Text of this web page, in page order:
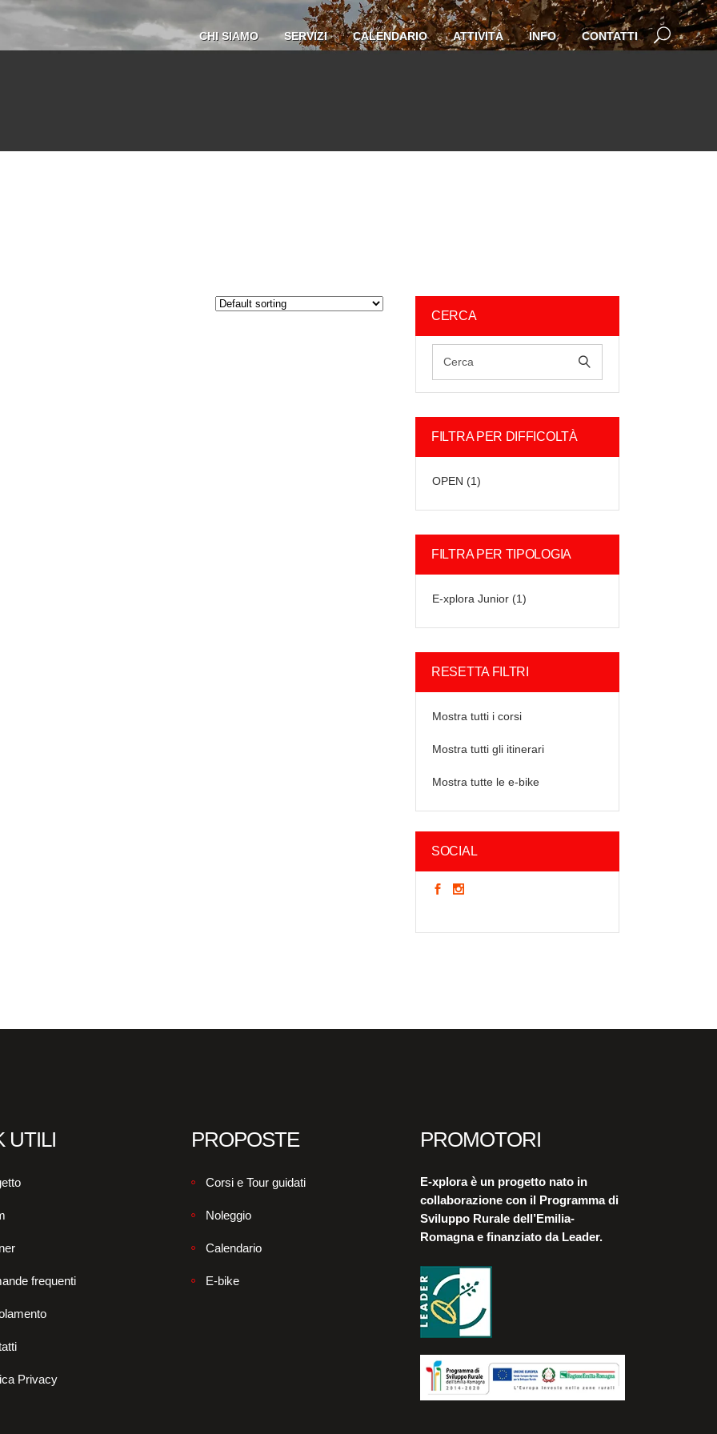
CHI SIAMO SERVIZI CALENDARIO ATTIVITÀ INFO CONTATTI
CERCA
FILTRA PER DIFFICOLTÀ
OPEN (1)
FILTRA PER TIPOLOGIA
E-xplora Junior (1)
RESETTA FILTRI
Mostra tutti i corsi
Mostra tutti gli itinerari
Mostra tutte le e-bike
SOCIAL
UTILI
frequenti
Privacy
PROPOSTE
Corsi e Tour guidati
Noleggio
Calendario
E-bike
PROMOTORI
E-xplora è un progetto nato in
collaborazione con il Programma di
Sviluppo Rurale dell’Emilia-
Romagna e finanziato da Leader.